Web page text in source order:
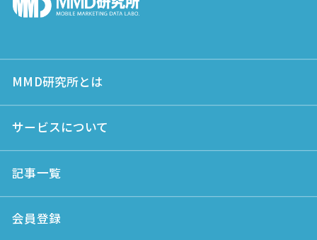
MMD研究所とは
サービスについて
記事一覧
会員登録